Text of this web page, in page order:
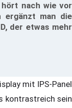
nach wie vor
ergänzt man die
der etwas mehr
mit IPS-Panel
kontrastreich sein